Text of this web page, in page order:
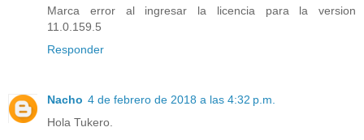
Marca error al ingresar la licencia para la version
11.0.159.5
Responder
Nacho 4 de febrero de 2018 a las 4:32 p.m.
Hola Tukero.